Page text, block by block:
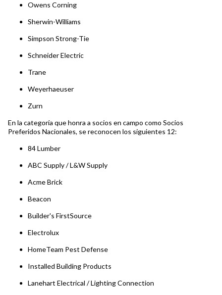
Owens Corning
Sherwin-Williams
Simpson Strong-Tie
Schneider Electric
Trane
Weyerhaeuser
Zurn
En la categoría que honra a socios en campo como Socios
Preferidos Nacionales, se reconocen los siguientes 12:
84 Lumber
ABC Supply / L&W Supply
Acme Brick
Beacon
Builder's FirstSource
Electrolux
HomeTeam Pest Defense
Installed Building Products
Lanehart Electrical / Lighting Connection